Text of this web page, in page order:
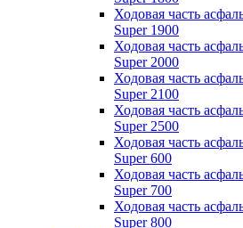
Ходовая часть
Super 1900
Ходовая часть
Super 2000
Ходовая часть
Super 2100
Ходовая часть
Super 2500
Ходовая часть
Super 600
Ходовая часть
Super 700
Ходовая часть
Super 800